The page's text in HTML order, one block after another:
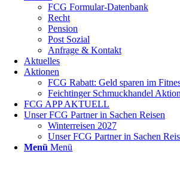
FCG Formular-Datenbank
Recht
Pension
Post Sozial
Anfrage & Kontakt
Aktuelles
Aktionen
FCG Rabatt: Geld sparen im
Feichtinger Schmuckhandel
FCG APP AKTUELL
Unser FCG Partner in Sachen Reisen
Winterreisen 2027
Unser FCG Partner in Sachen
Menü Menü